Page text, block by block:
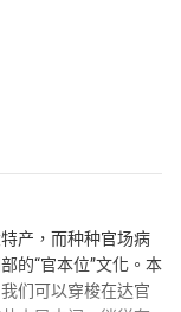
产，而种种官场病
的“官本位”文化。本
们可以穿梭在达官